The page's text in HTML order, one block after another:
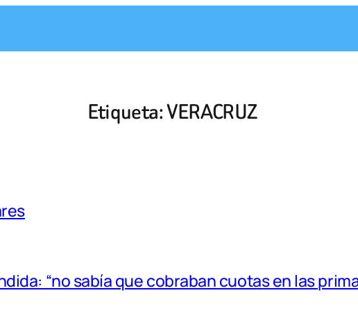
Etiqueta:VERACRUZ
“no sabía que cobraban cuotas en las